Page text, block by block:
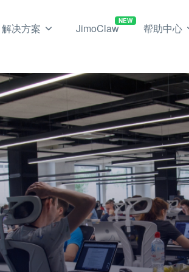
解决方案 JimoClaw
NEW
帮助中心